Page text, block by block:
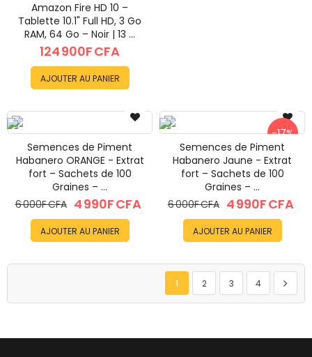
Amazon Fire HD 10 –
Tablette 10.1" Full HD, 3 Go
RAM, 64 Go – Noir | 13 ...
124 900F CFA
AJOUTER AU PANIER
Semences de Piment
Habanero ORANGE - Extrat
fort – Sachets de 100
Graines – ...
4 990F CFA
6 000F CFA
AJOUTER AU PANIER
-17%
Semences de Piment
Habanero Jaune - Extrat
fort – Sachets de 100
Graines – ...
4 990F CFA
6 000F CFA
AJOUTER AU PANIER
PageVous lisez actuellement la page
1
Page
2
Page
3
Page
4
Page